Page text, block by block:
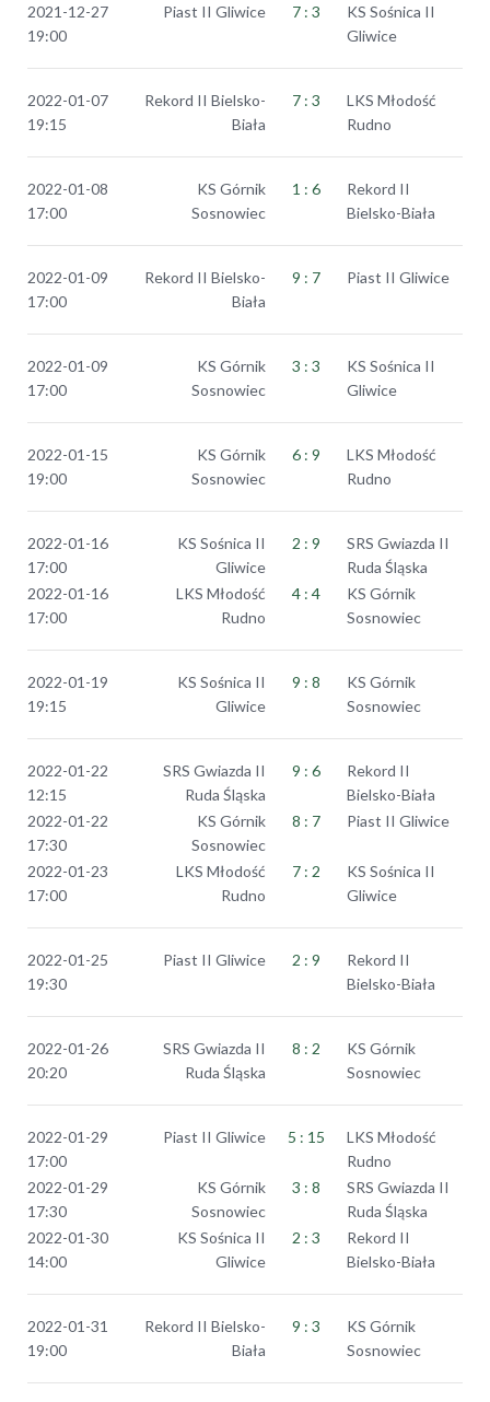
2021-12-27
19:00
Piast II Gliwice 7 : 3
KS Sośnica II
Gliwice
2022-01-07
19:15
Rekord II Bielsko-
Biała
7 : 3
LKS Młodość
Rudno
2022-01-08
17:00
KS Górnik
Sosnowiec
1 : 6
Rekord II
Bielsko-Biała
2022-01-09
17:00
Rekord II Bielsko-
Biała
9 : 7 Piast II Gliwice
2022-01-09
17:00
KS Górnik
Sosnowiec
3 : 3
KS Sośnica II
Gliwice
2022-01-15
19:00
KS Górnik
Sosnowiec
6 : 9
LKS Młodość
Rudno
2022-01-16
17:00
KS Sośnica II
Gliwice
2 : 9
SRS Gwiazda II
Ruda Śląska
2022-01-16
17:00
LKS Młodość
Rudno
4 : 4
KS Górnik
Sosnowiec
2022-01-19
19:15
KS Sośnica II
Gliwice
9 : 8
KS Górnik
Sosnowiec
2022-01-22
12:15
SRS Gwiazda II
Ruda Śląska
9 : 6
Rekord II
Bielsko-Biała
2022-01-22
17:30
KS Górnik
Sosnowiec
8 : 7 Piast II Gliwice
2022-01-23
17:00
LKS Młodość
Rudno
7 : 2
KS Sośnica II
Gliwice
2022-01-25
19:30
Piast II Gliwice 2 : 9
Rekord II
Bielsko-Biała
2022-01-26
20:20
SRS Gwiazda II
Ruda Śląska
8 : 2
KS Górnik
Sosnowiec
2022-01-29
17:00
Piast II Gliwice 5 : 15
LKS Młodość
Rudno
2022-01-29
17:30
KS Górnik
Sosnowiec
3 : 8
SRS Gwiazda II
Ruda Śląska
2022-01-30
14:00
KS Sośnica II
Gliwice
2 : 3
Rekord II
Bielsko-Biała
2022-01-31
19:00
Rekord II Bielsko-
Biała
9 : 3
KS Górnik
Sosnowiec